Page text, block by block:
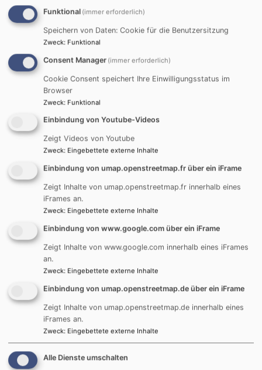
Männern unserer Kirchengemeinde. Zum 70., 75. und
ab dem 80. Geburtstag jedes Jahr gratulieren Sie
Ihnen ganz herzlich.
Frühstück für Leib und Seele
Bei einem Frühstück tauschen wir uns über den
Wann: dienstags, 9.30-11 Uhr
Wo: GZN und BSH im Wechsel
Treffen Schafkopf-Gruppe
Wann: mittwochs, 19-22 Uhr
Wo: Gemeindehaus Nersingen
Kontakt: Anja Mayer-Ley, Infos unterwww.schafkopf-
gzn.k-h-mayer.de
Sportgruppe XXL
Wann: donnerstags, 18-19 uhr
Wo: Gemeindehaus Nersingen
Kontakt: Anja Mayer-Ley
Funktional (immer erforderlich)
Speichern von Daten: Cookie für die Benutzersitzung
Zweck: Funktional
Consent Manager (immer erforderlich)
Cookie Consent speichert Ihre Einwilligungsstatus im
Browser
Zweck: Funktional
Einbindung von Youtube-Videos
Zeigt Videos von Youtube
Zweck: Eingebettete externe Inhalte
Einbindung von umap.openstreetmap.fr über ein iFrame
Zeigt Inhalte von umap.openstreetmap.fr innerhalb eines
iFrames an.
Zweck: Eingebettete externe Inhalte
Einbindung von www.google.com über ein iFrame
Zeigt Inhalte von www.google.com innerhalb eines iFrames
an.
Zweck: Eingebettete externe Inhalte
Einbindung von umap.openstreetmap.de über ein iFrame
Zeigt Inhalte von umap.openstreetmap.de innerhalb eines
iFrames an.
Zweck: Eingebettete externe Inhalte
Alle Dienste umschalten